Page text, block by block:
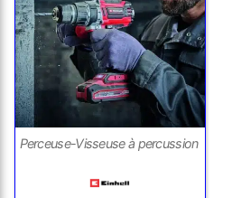
Perceuse-Visseuse à percussion sans fil